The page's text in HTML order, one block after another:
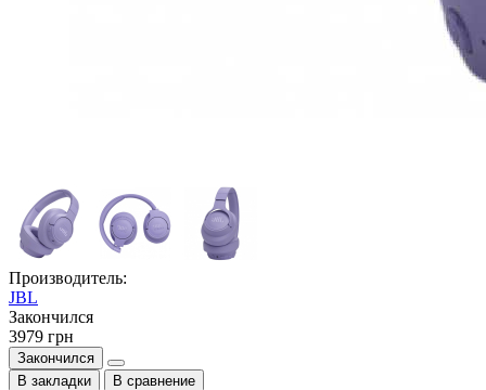
Производитель:
JBL
Закончился
3979 грн
Закончился
В закладки
В сравнение